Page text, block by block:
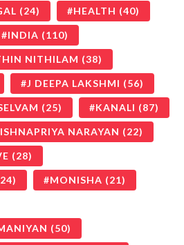
(24) HEALTH (40)
INDIA (110)
NITHILAM (38)
J DEEPA LAKSHMI (56)
(25) KANALI (87)
NARAYAN (22)
(28)
MONISHA (21)
(50)